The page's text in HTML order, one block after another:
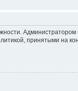
принятыми на